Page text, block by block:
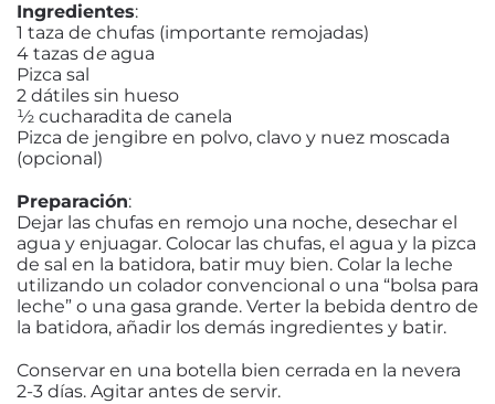
Ingredientes:
1 taza de chufas (importante remojadas)
4 tazas de agua
Pizca sal
2 dátiles sin hueso
½ cucharadita de canela
Pizca de jengibre en polvo, clavo y nuez moscada
(opcional)
Preparación:
Dejar las chufas en remojo una noche, desechar el
agua y enjuagar. Colocar las chufas, el agua y la pizca
de sal en la batidora, batir muy bien. Colar la leche
utilizando un colador convencional o una “bolsa para
leche” o una gasa grande. Verter la bebida dentro de
la batidora, añadir los demás ingredientes y batir.
Conservar en una botella bien cerrada en la nevera
2-3 días. Agitar antes de servir.